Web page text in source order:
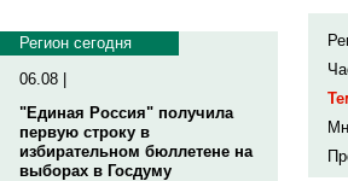
Регион сегодня
06.08 |
"Единая Россия" получила
первую строку в
избирательном бюллетене на
выборах в Госдуму